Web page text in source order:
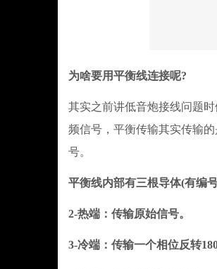
为啥要用平衡线连接呢?
其实之前讲低音炮接线问题
频信号，平衡传输其实传输
号。
平衡线内部有三根导体(有编号
2-热端：传输原始信号。
3-冷端：传输一个相位反转